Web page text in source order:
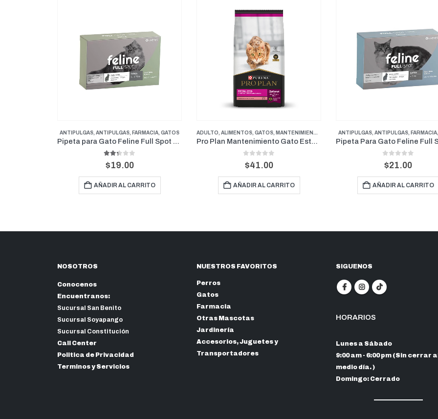
ADULTO ,ALIMENTOS, GATOS,MANTENIMIENTO
Pro Plan Mantenimiento Gato Esterilizado 3kgs
0 out of 5
$41.00
AÑADIR AL CARRITO
ANTIPULGAS ,ANTIPULGAS,FARMACIA ,GATOS
Pipeta Para Gato Feline Full Spot + 5Kg
0 out of 5
$21.00
AÑADIR AL CARRITO
ADULTO,ALIMENTOS,GATOS ,
0 out of 5
33.00 - $67.00
SELECCIONAR OPCIONES
NOSOTROS
Conocenos
Encuentranos:
Sucursal San Benito
Sucursal Soyapango
Sucursal Constitución
Call Center
Politica de Privacidad
Terminos y Servicios
NUESTROS FAVORITOS
Perros
Gatos
Farmacia
Otras Mascotas
Jardinería
Accesorios, Juguetes y
Transportadores
SIGUENOS
HORARIOS
Lunes a Sábado
9:00 am - 6:00 pm (Sin cerrar al
medio día. )
Domingo: Cerrado